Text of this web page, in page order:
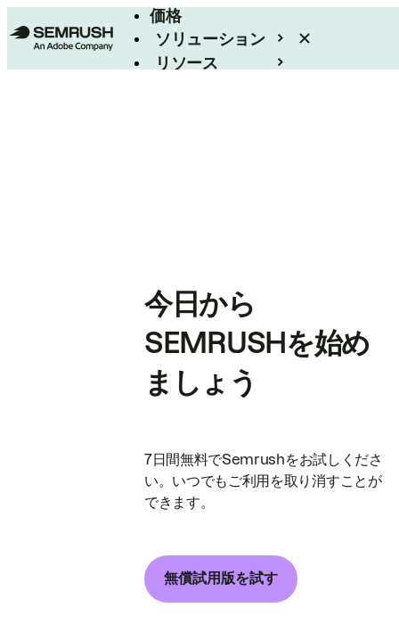
価格
ソリューション
リソース
今日から
SEMRUSHを始め
ましょう
7日間無料でSemrushをお試しくださ
い。いつでもご利用を取り消すことが
できます。
無償試用版を試す